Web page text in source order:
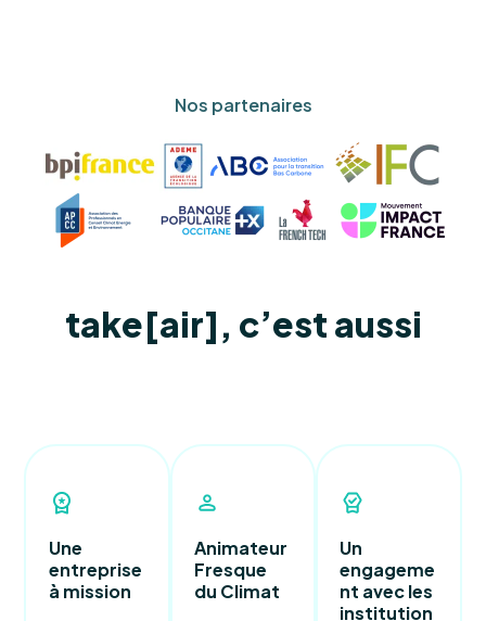
Nos partenaires
take[air], c’est aussi
Une
entreprise
à mission
Animateur
Fresque
du Climat
Un
engageme
nt avec les
institution